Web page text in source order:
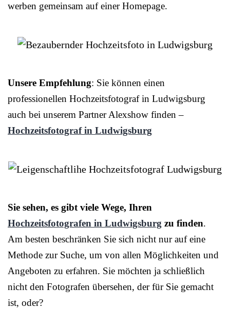
werben gemeinsam auf einer Homepage.
Unsere Empfehlung: Sie können einen
professionellen Hochzeitsfotograf in Ludwigsburg
auch bei unserem Partner Alexshow finden –
Hochzeitsfotograf in Ludwigsburg
Sie sehen, es gibt viele Wege, Ihren
Hochzeitsfotografen in Ludwigsburg zu finden.
Am besten beschränken Sie sich nicht nur auf eine
Methode zur Suche, um von allen Möglichkeiten und
Angeboten zu erfahren. Sie möchten ja schließlich
nicht den Fotografen übersehen, der für Sie gemacht
ist, oder?